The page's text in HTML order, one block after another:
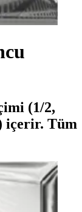
(1/2,
içerir. Tüm